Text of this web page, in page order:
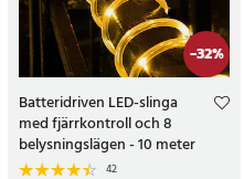
-32%
Batteridriven LED-slinga
med fjärrkontroll och 8
belysningslägen - 10 meter
42